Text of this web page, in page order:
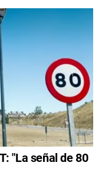
"La señal de 80